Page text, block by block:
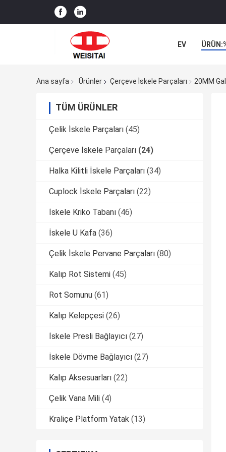
EV
Ana sayfa
Ürünler Çerçeve İskele Parçaları 20MM
TÜM ÜRÜNLER
Çelik İskele Parçaları (45)
Çerçeve İskele Parçaları (24)
Halka Kilitli İskele Parçaları (34)
Cuplock İskele Parçaları (22)
İskele Kriko Tabanı (46)
İskele U Kafa (36)
Çelik İskele Pervane Parçaları (80)
Kalıp Rot Sistemi (45)
Rot Somunu (61)
Kalıp Kelepçesi (26)
İskele Presli Bağlayıcı (27)
İskele Dövme Bağlayıcı (27)
Kalıp Aksesuarları (22)
Çelik Vana Mili (4)
Kraliçe Platform Yatak (13)